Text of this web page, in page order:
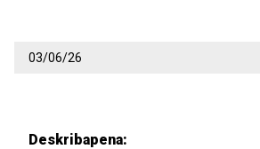
03/06/26
Deskribapena: